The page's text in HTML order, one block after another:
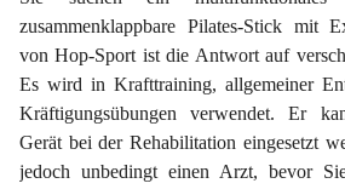
zusammenklappbare Pilates-Stick mit
von Hop-Sport ist die Antwort auf
Es wird in Krafttraining, allgemeiner
Kräftigungsübungen verwendet. Er
Gerät bei der Rehabilitation eingesetzt
jedoch unbedingt einen Arzt, bevor